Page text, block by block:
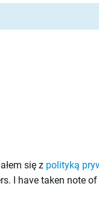
się z polityką
I have taken note of